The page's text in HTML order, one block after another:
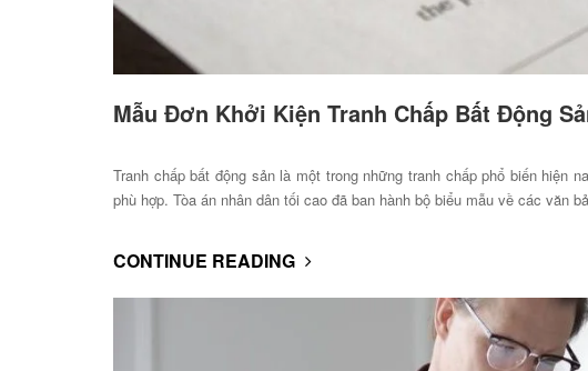
Mẫu Đơn Khởi Kiện Tranh Chấp Bất Động
Tranh chấp bất động sản là một trong những tranh chấp phổ biến hiện
phù hợp. Tòa án nhân dân tối cao đã ban hành bộ biểu mẫu về các văn
CONTINUE READING